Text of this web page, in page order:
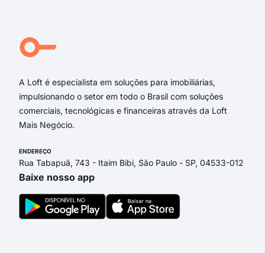
A Loft é especialista em soluções para imobiliárias,
impulsionando o setor em todo o Brasil com soluções
comerciais, tecnológicas e financeiras através da Loft
Mais Negócio.
ENDEREÇO
Rua Tabapuã, 743 - Itaim Bibi, São Paulo - SP, 04533-012
Baixe nosso app